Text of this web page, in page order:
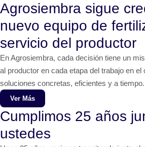
Agrosiembra sigue
nuevo equipo de
servicio del productor
En Agrosiembra, cada decisión tiene un
al productor en cada etapa del trabajo en el
soluciones concretas, eficientes y a tiempo.
Ver Más
Cumplimos 25 años
ustedes